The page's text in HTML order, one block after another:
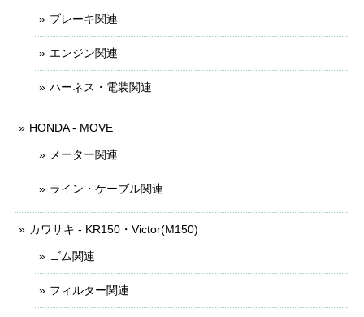
ブレーキ関連
エンジン関連
ハーネス・電装関連
HONDA - MOVE
メーター関連
ライン・ケーブル関連
カワサキ - KR150・Victor(M150)
ゴム関連
フィルター関連